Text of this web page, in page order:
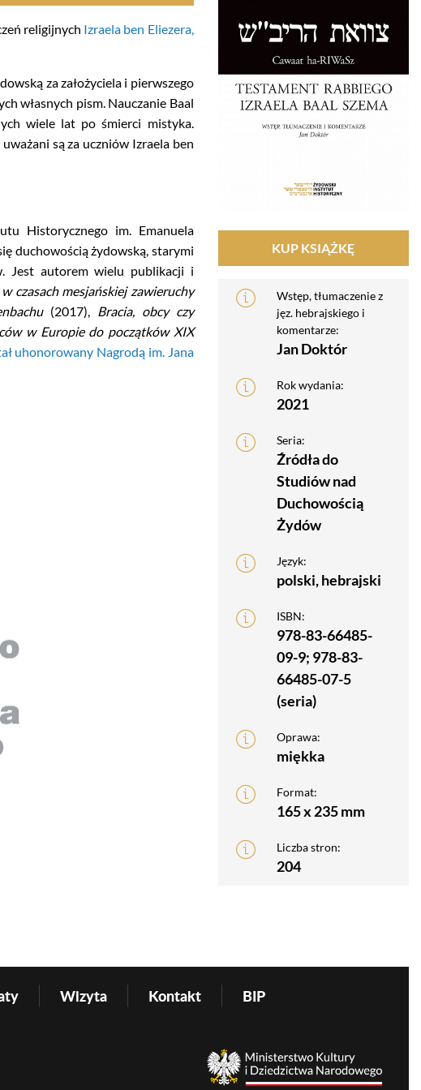
religijnych Izraela ben Eliezera,
za założyciela i pierwszego
własnych pism. Nauczanie Baal
wiele lat po śmierci mistyka.
są za uczniów Izraela ben
Historycznego im. Emanuela
duchowością żydowską, starymi
Jest autorem wielu publikacji i
czasach mesjańskiej zawieruchy
(2017),
Bracia, obcy czy
w Europie do początków XIX
uhonorowany Nagrodą im. Jana
KUP KSIĄŻKĘ
Wstęp, tłumaczenie z
jęz. hebrajskiego i
komentarze:
Jan Doktór
Rok wydania:
2021
Seria:
Źródła do
Studiów nad
Duchowością
Żydów
Język:
polski, hebrajski
ISBN:
978-83-66485-
09-9; 978-83-
66485-07-5
(seria)
Oprawa:
miękka
Format:
165 x 235 mm
Liczba stron:
204
Wizyta Kontakt BIP